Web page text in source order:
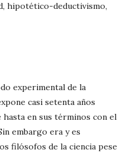
hipotético-deductivismo,
experimental de la
casi setenta años
en sus términos con el
embargo era y es
filósofos de la ciencia pese